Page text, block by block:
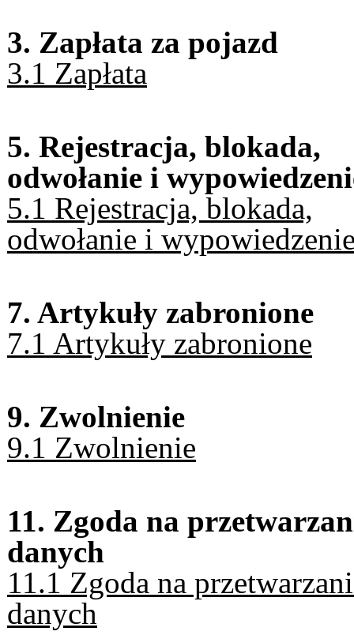
3. Zapłata za pojazd
3.1 Zapłata
5. Rejestracja, blokada,
odwołanie i
5.1 Rejestracja, blokada,
odwołanie i
7. Artykuły zabronione
7.1 Artykuły zabronione
9. Zwolnienie
9.1 Zwolnienie
11. Zgoda na
danych
11.1 Zgoda na
danych